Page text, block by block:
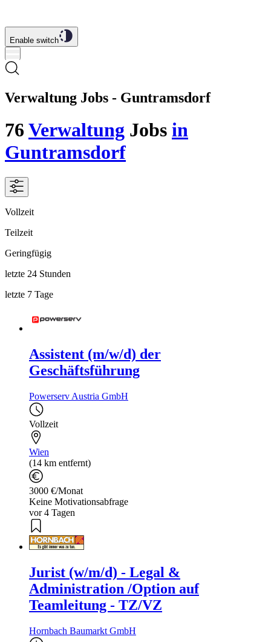
Enable switch
Verwaltung Jobs - Guntramsdorf
76 Verwaltung Jobs in
Guntramsdorf
Vollzeit
Teilzeit
Geringfügig
letzte 24 Stunden
letzte 7 Tage
Assistent (m/w/d) der
Geschäftsführung
Powerserv Austria GmbH
Vollzeit
Wien
(14 km entfernt)
3000 €/Monat
Keine Motivationsabfrage
vor 4 Tagen
Jurist (w/m/d) - Legal &
Administration /Option auf
Teamleitung - TZ/VZ
Hornbach Baumarkt GmbH